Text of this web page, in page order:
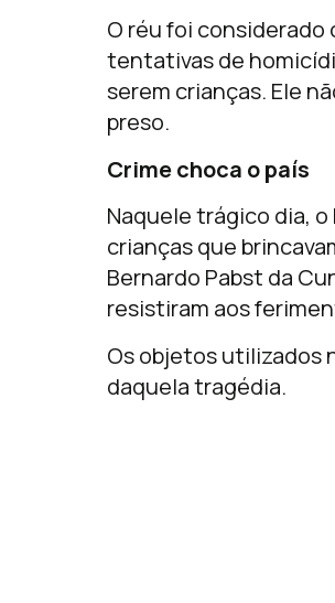
O réu foi
tentativas de
serem crianças. Ele
preso.
Crime choca o país
Naquele trágico dia,
crianças que
Bernardo Pabst da
resistiram aos
Os objetos utilizados
daquela tragédia.